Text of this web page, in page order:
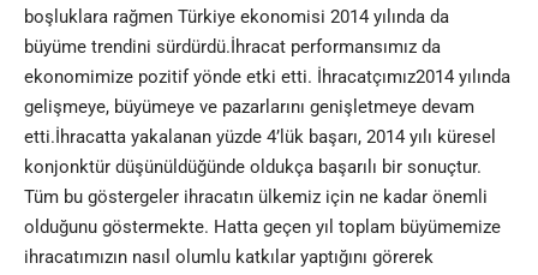
boşluklara rağmen Türkiye ekonomisi 2014 yılında da
büyüme trendini sürdürdü.İhracat performansımız da
ekonomimize pozitif yönde etki etti. İhracatçımız2014 yılında
gelişmeye, büyümeye ve pazarlarını genişletmeye devam
etti.İhracatta yakalanan yüzde 4’lük başarı, 2014 yılı küresel
konjonktür düşünüldüğünde oldukça başarılı bir sonuçtur.
Tüm bu göstergeler ihracatın ülkemiz için ne kadar önemli
olduğunu göstermekte. Hatta geçen yıl toplam büyümemize
ihracatımızın nasıl olumlu katkılar yaptığını görerek